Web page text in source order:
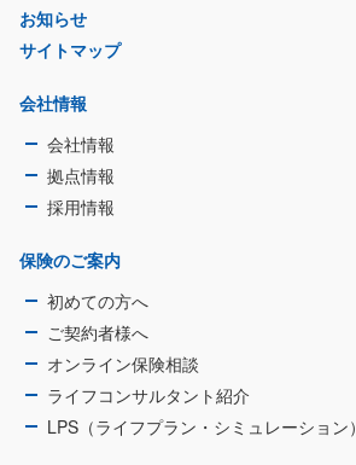
お知らせ
サイトマップ
会社情報
会社情報
拠点情報
採用情報
保険のご案内
初めての方へ
ご契約者様へ
オンライン保険相談
ライフコンサルタント紹介
LPS（ライフプラン・シミュレーション）